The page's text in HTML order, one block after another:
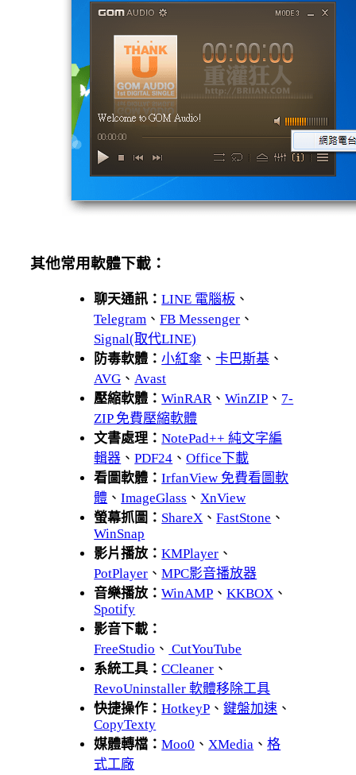
其他常用軟體下載：
聊天通訊：LINE 電腦板 、
Telegram 、FB Messenger 、
Signal(取代LINE)
防毒軟體：小紅傘 、卡巴斯基 、
AVG 、 Avast
壓縮軟體：WinRAR 、WinZIP 、 7-
ZIP 免費壓縮軟體
文書處理：NotePad++ 純文字編
輯器 、PDF24 、Office下載
看圖軟體：IrfanView 免費看圖軟
體 、ImageGlass 、 XnView
螢幕抓圖： ShareX 、FastStone 、
WinSnap
影片播放：KMPlayer 、
PotPlayer 、MPC影音播放器
音樂播放：WinAMP 、KKBOX 、
Spotify
影音下載：
FreeStudio 、 CutYouTube
系統工具：CCleaner 、
RevoUninstaller 軟體移除工具
快捷操作：HotkeyP 、鍵盤加速 、
CopyTexty
媒體轉檔：Moo0 、 XMedia 、格
式工廠